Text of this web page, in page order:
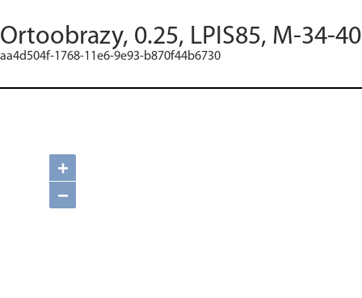
Ortoobrazy, 0.25, LPIS85, M-34-
aa4d504f-1768-11e6-9e93-b870f44b6730
+
−